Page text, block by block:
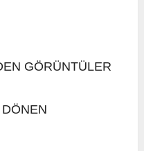
GÖRÜNTÜLER